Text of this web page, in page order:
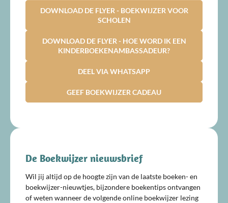
DOWNLOAD DE FLYER - BOEKWIJZER VOOR
SCHOLEN
DOWNLOAD DE FLYER - HOE WORD IK EEN
KINDERBOEKENAMBASSADEUR?
DEEL VIA WHATSAPP
GEEF BOEKWIJZER CADEAU
De Boekwijzer nieuwsbrief
Wil jij altijd op de hoogte zijn van de laatste boeken- en
boekwijzer-nieuwtjes, bijzondere boekentips ontvangen
of weten wanneer de volgende online boekwijzer lezing